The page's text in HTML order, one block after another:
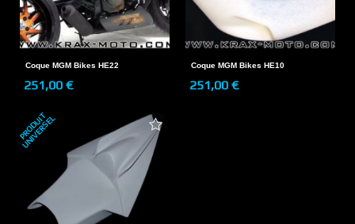
Coque MGM Bikes HE22
251,00 €
Coque MGM Bikes HE10
251,00 €
P
R
O
D
U
I
T
U
N
I
V
E
R
S
E
L